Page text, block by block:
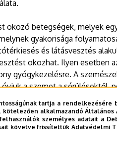
okozó betegségek, melyek
gyakorisága
és látásvesztés
okozhat. Ilyen esetben
gyógykezelésre. A
a szemet a sérülésektől,
mert a szemünk a
tartja a
kötelezően alkalmazandó
személyes adatait a
követve frissítettük